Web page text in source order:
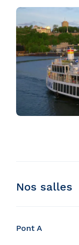
Nos salles
Pont A